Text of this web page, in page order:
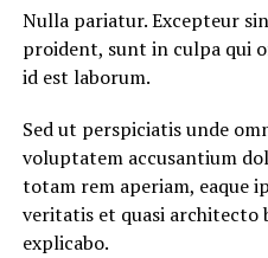
Nulla pariatur. Excepteur
proident, sunt in culpa qui
id est laborum.
Sed ut perspiciatis unde
voluptatem accusantium
totam rem aperiam, eaque
veritatis et quasi architecto
explicabo.